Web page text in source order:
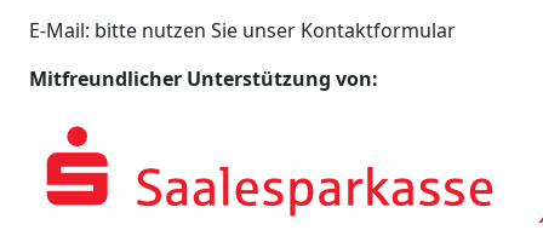
E-Mail: bitte nutzen Sie unser Kontaktformular
Mitfreundlicher Unterstützung von: